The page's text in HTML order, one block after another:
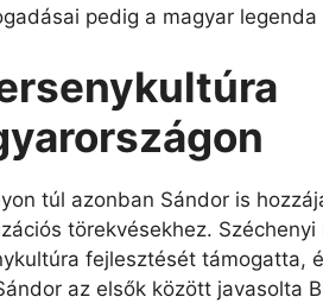
pedig a magyar
túl azonban Sándor is
törekvésekhez.
fejlesztését támogatta,
az elsők között javasolta